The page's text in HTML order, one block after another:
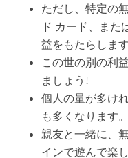
ただし、特定の
ド カード、また
益をもたらします
この世の別の利
ましょう!
個人の量が多け
も多くなります。
親友と一緒に、
インで遊んで楽